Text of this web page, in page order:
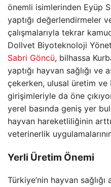
önemli isimlerinden Eyüp
yaptığı değerlendirmeler
çalışmalarıyla tekrar
Dollvet Biyoteknoloji
Sabri Göncü, bilhassa
yaptığı hayvan sağlığı ve
çekerken, ulusal üretim ve
girişimleriyle da öne
yerel basında geniş yer
hayvan hareketliliğinin
veterinerlik
Yerli Üretim Önemi
Türkiye’nin hayvan sağlığı